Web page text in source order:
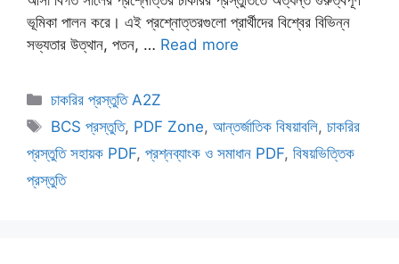
ভূমিকা পালন করে। এই প্রশ্নোত্তরগুলো প্রার্থীদের বিশ্বের বিভিন্ন
সভ্যতার উত্থান, পতন, … Read more
Categories
চাকরির প্রস্তুতি A2Z
Tags
BCS প্রস্তুতি, PDF Zone,আন্তর্জাতিক বিষয়াবলি,চাকরির
প্রস্তুতি সহায়ক PDF, প্রশ্নব্যাংক ও সমাধান PDF, বিষয়ভিত্তিক
প্রস্তুতি